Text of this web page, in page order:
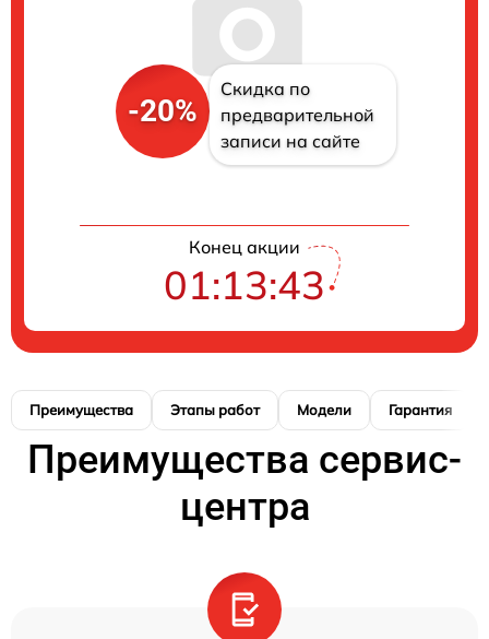
-20%
Скидка по
предварительной
записи на сайте
Конец акции
01:13:42
Преимущества Этапы работ Модели Гарантия
Преимущества сервис-
центра